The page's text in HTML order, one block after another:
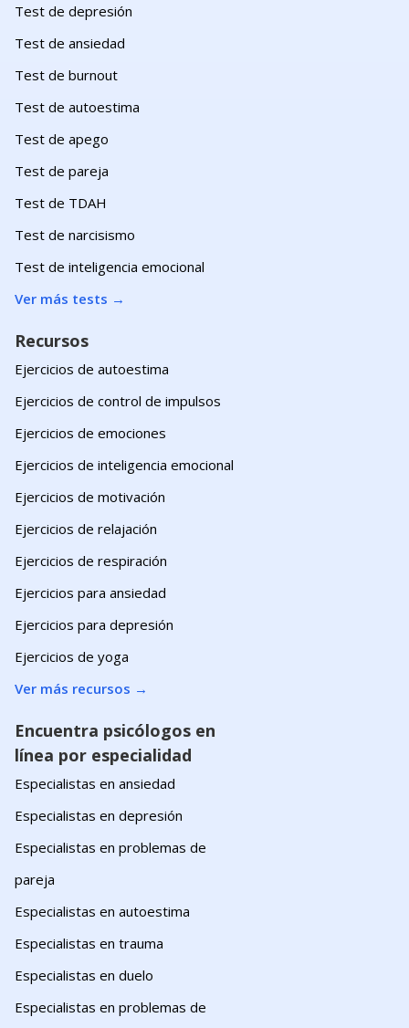
Test de depresión
Test de ansiedad
Test de burnout
Test de autoestima
Test de apego
Test de pareja
Test de TDAH
Test de narcisismo
Test de inteligencia emocional
Ver más tests →
Recursos
Ejercicios de autoestima
Ejercicios de control de impulsos
Ejercicios de emociones
Ejercicios de inteligencia emocional
Ejercicios de motivación
Ejercicios de relajación
Ejercicios de respiración
Ejercicios para ansiedad
Ejercicios para depresión
Ejercicios de yoga
Ver más recursos →
Encuentra psicólogos en
línea por especialidad
Especialistas en ansiedad
Especialistas en depresión
Especialistas en problemas de
pareja
Especialistas en autoestima
Especialistas en trauma
Especialistas en duelo
Especialistas en problemas de